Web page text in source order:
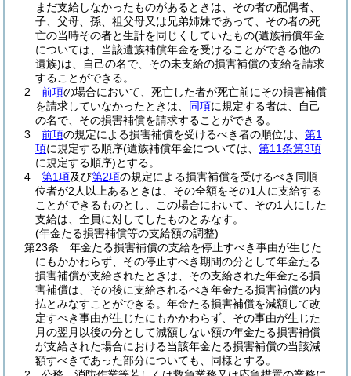
まだ支給しなかったものがあるときは、その者の配偶者、
子、父母、孫、祖父母又は兄弟姉妹であって、その者の死
亡の当時その者と生計を同じくしていたもの(遺族補償年金
については、当該遺族補償年金を受けることができる他の
遺族)は、自己の名で、その未支給の損害補償の支給を請求
することができる。
2
前項の場合において、死亡した者が死亡前にその損害補償
を請求していなかったときは、 同項に規定する者は、自己
の名で、その損害補償を請求することができる。
3
前項の規定による損害補償を受けるべき者の順位は、 第1
項に規定する順序(遺族補償年金については、 第11条第3項
に規定する順序)とする。
4
第1項及び第2項の規定による損害補償を受けるべき同順
位者が2人以上あるときは、その全額をその1人に支給する
ことができるものとし、この場合において、その1人にした
支給は、全員に対してしたものとみなす。
(年金たる損害補償等の支給額の調整)
第23条
年金たる損害補償の支給を停止すべき事由が生じた
にもかかわらず、その停止すべき期間の分として年金たる
損害補償が支給されたときは、その支給された年金たる損
害補償は、その後に支給されるべき年金たる損害補償の内
払とみなすことができる。 年金たる損害補償を減額して改
定すべき事由が生じたにもかかわらず、その事由が生じた
月の翌月以後の分として減額しない額の年金たる損害補償
が支給された場合における当該年金たる損害補償の当該減
額すべきであった部分についても、同様とする。